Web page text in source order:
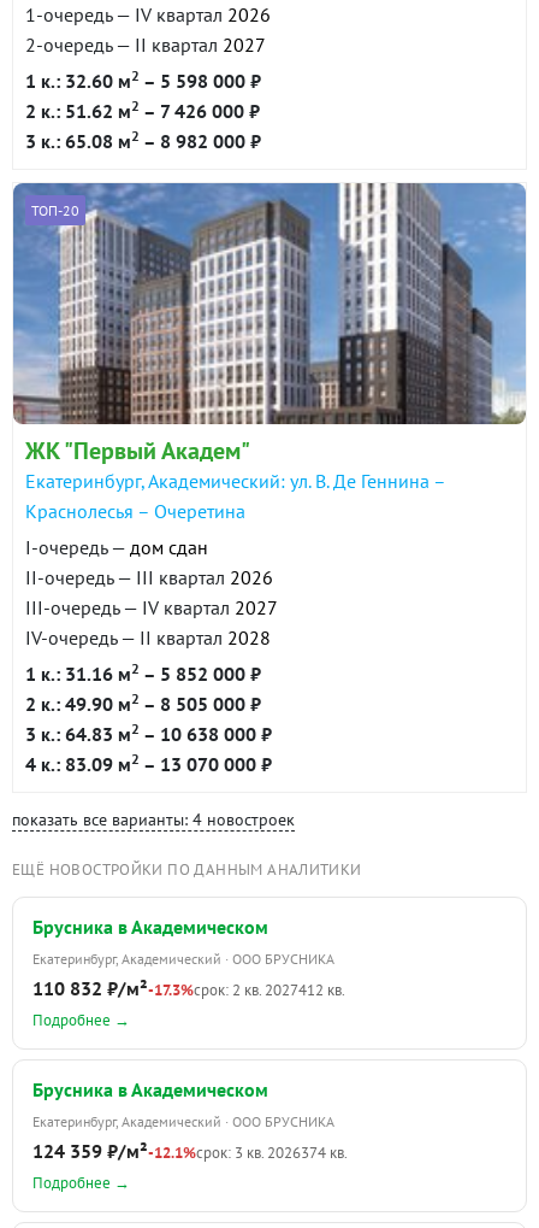
1-очередь — IV квартал 2026
2-очередь — II квартал 2027
1 к.: 32.60 м2 – 5 598 000 ₽
2 к.: 51.62 м2 – 7 426 000 ₽
3 к.: 65.08 м2 – 8 982 000 ₽
ТОП-20
ЖК "Первый Академ"
Екатеринбург, Академический: ул. В. Де Геннина –
Краснолесья – Очеретина
I-очередь — дом сдан
II-очередь — III квартал 2026
III-очередь — IV квартал 2027
IV-очередь — II квартал 2028
1 к.: 31.16 м2 – 5 852 000 ₽
2 к.: 49.90 м2 – 8 505 000 ₽
3 к.: 64.83 м2 – 10 638 000 ₽
4 к.: 83.09 м2 – 13 070 000 ₽
показать все варианты: 4 новостроек
ЕЩЁ НОВОСТРОЙКИ ПО ДАННЫМ АНАЛИТИКИ
Брусника в Академическом
Екатеринбург, Академический · ООО БРУСНИКА
110 832 ₽/м²-17.3%срок: 2 кв. 2027412 кв.
Подробнее →
Брусника в Академическом
Екатеринбург, Академический · ООО БРУСНИКА
124 359 ₽/м²-12.1%срок: 3 кв. 2026374 кв.
Подробнее →